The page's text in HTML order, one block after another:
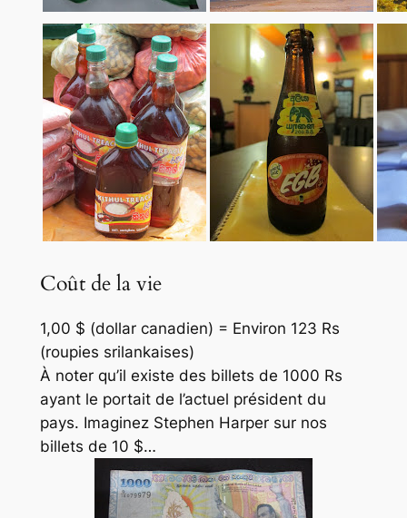
Coût de la vie
1,00 $ (dollar canadien) = Environ 123 Rs
(roupies srilankaises)
À noter qu’il existe des billets de 1000 Rs
ayant le portait de l’actuel président du
pays. Imaginez Stephen Harper sur nos
billets de 10 $…